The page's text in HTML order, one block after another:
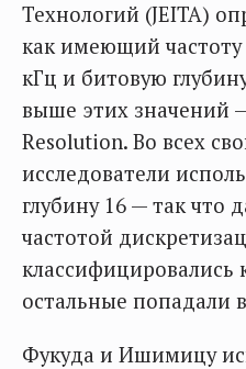
Технологий (JEITA)
как имеющий
кГц и битовую
выше этих значений
Resolution. Во всех
исследователи
глубину 16 — так что
частотой
классифицировались
остальные попадали
Фукуда и Ишимицу